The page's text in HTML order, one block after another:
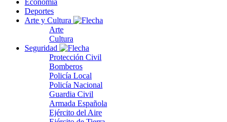
Economía
Deportes
Arte y Cultura
Arte
Cultura
Seguridad
Protección Civil
Bomberos
Policía Local
Policía Nacional
Guardia Civil
Armada Española
Ejército del Aire